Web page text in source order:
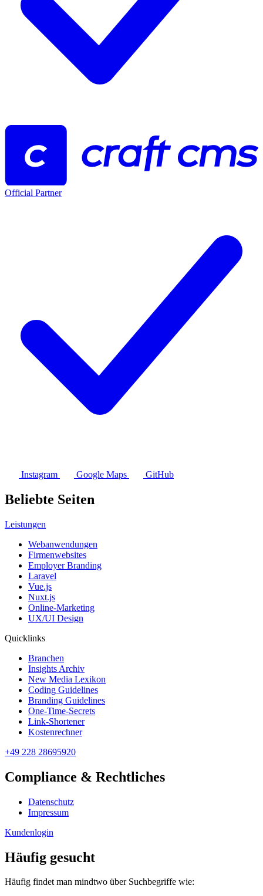
Official Partner
Instagram Google Maps GitHub
Beliebte Seiten
Leistungen
Webanwendungen
Firmenwebsites
Employer Branding
Laravel
Vue.js
Nuxt.js
Online-Marketing
UX/UI Design
Quicklinks
Branchen
Insights Archiv
New Media Lexikon
Coding Guidelines
Branding Guidelines
One-Time-Secrets
Link-Shortener
Kostenrechner
+49 228 28695920
Compliance & Rechtliches
Datenschutz
Impressum
Kundenlogin
Häufig gesucht
Häufig findet man mindtwo über Suchbegriffe wie: